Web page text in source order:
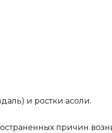
и ростки асоли.
причин